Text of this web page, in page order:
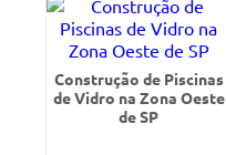
Construção de Piscinas
de Vidro na Zona Oeste
de SP